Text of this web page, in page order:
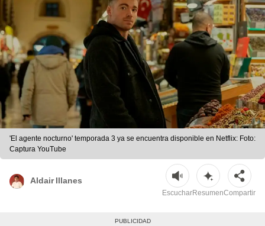
'El agente nocturno' temporada 3 ya se encuentra disponible en Netflix: Foto:
Captura YouTube
Aldair Illanes
EscucharResumenCompartir